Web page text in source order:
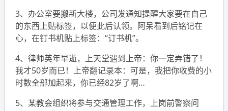
3、办公室要搬新大楼，公司发通知提醒大家要在自己
的东西上贴标签，以便此后认领。阿呆看到后铭记在
心，在钉书机贴上标签：“订书机”。
4、律师英年早逝，上天堂遇到上帝：你一定弄错了！
我才50岁而已！上帝翻记录本：可是，我把你收费的小
时数全部加起来，你已经82岁了啊…
5、某教会组织将参与交通管理工作，上岗前警察问